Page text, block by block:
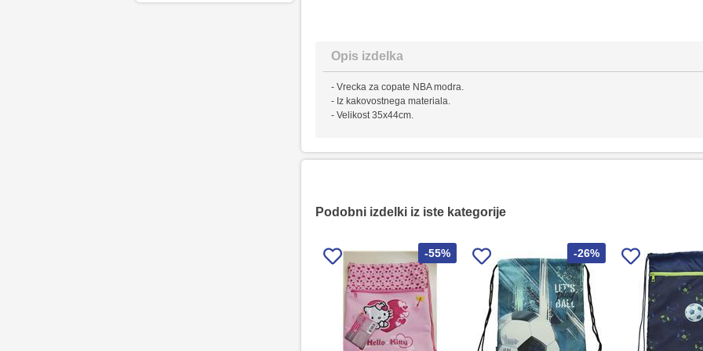
Opis izdelka
- Vrecka za copate NBA modra.
- Iz kakovostnega materiala.
- Velikost 35x44cm.
Podobni izdelki iz iste kategorije
-55% -26%